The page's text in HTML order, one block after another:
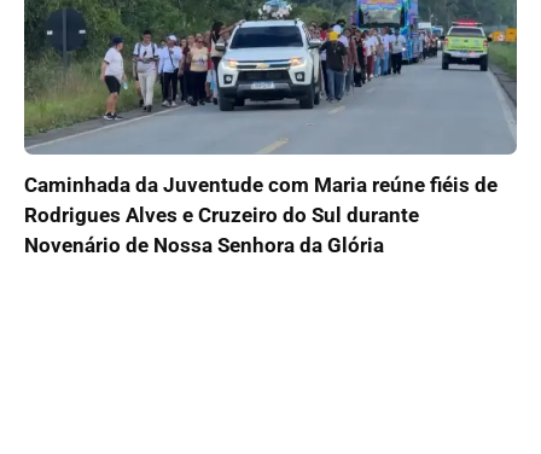
Caminhada da Juventude com Maria reúne fiéis de
Rodrigues Alves e Cruzeiro do Sul durante
Novenário de Nossa Senhora da Glória